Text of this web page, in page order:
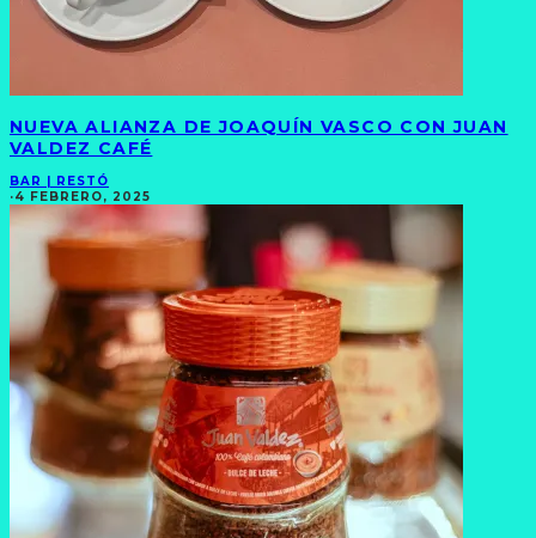
NUEVA ALIANZA DE JOAQUÍN VASCO CON JUAN
VALDEZ CAFÉ
BAR | RESTÓ
·4 FEBRERO, 2025